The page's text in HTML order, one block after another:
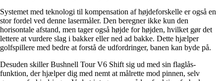
Systemet med teknologi til kompensation af højdeforskelle er også en
stor fordel ved denne lasermåler. Den beregner ikke kun den
horisontale afstand, men tager også højde for højden, hvilket gør det
lettere at vurdere slag i bakker eller ned ad bakke. Dette hjælper
golfspillere med bedre at forstå de udfordringer, banen kan byde på.
Desuden skiller Bushnell Tour V6 Shift sig ud med sin flaglås-
funktion, der hjælper dig med nemt at målrette mod pinnen, selv